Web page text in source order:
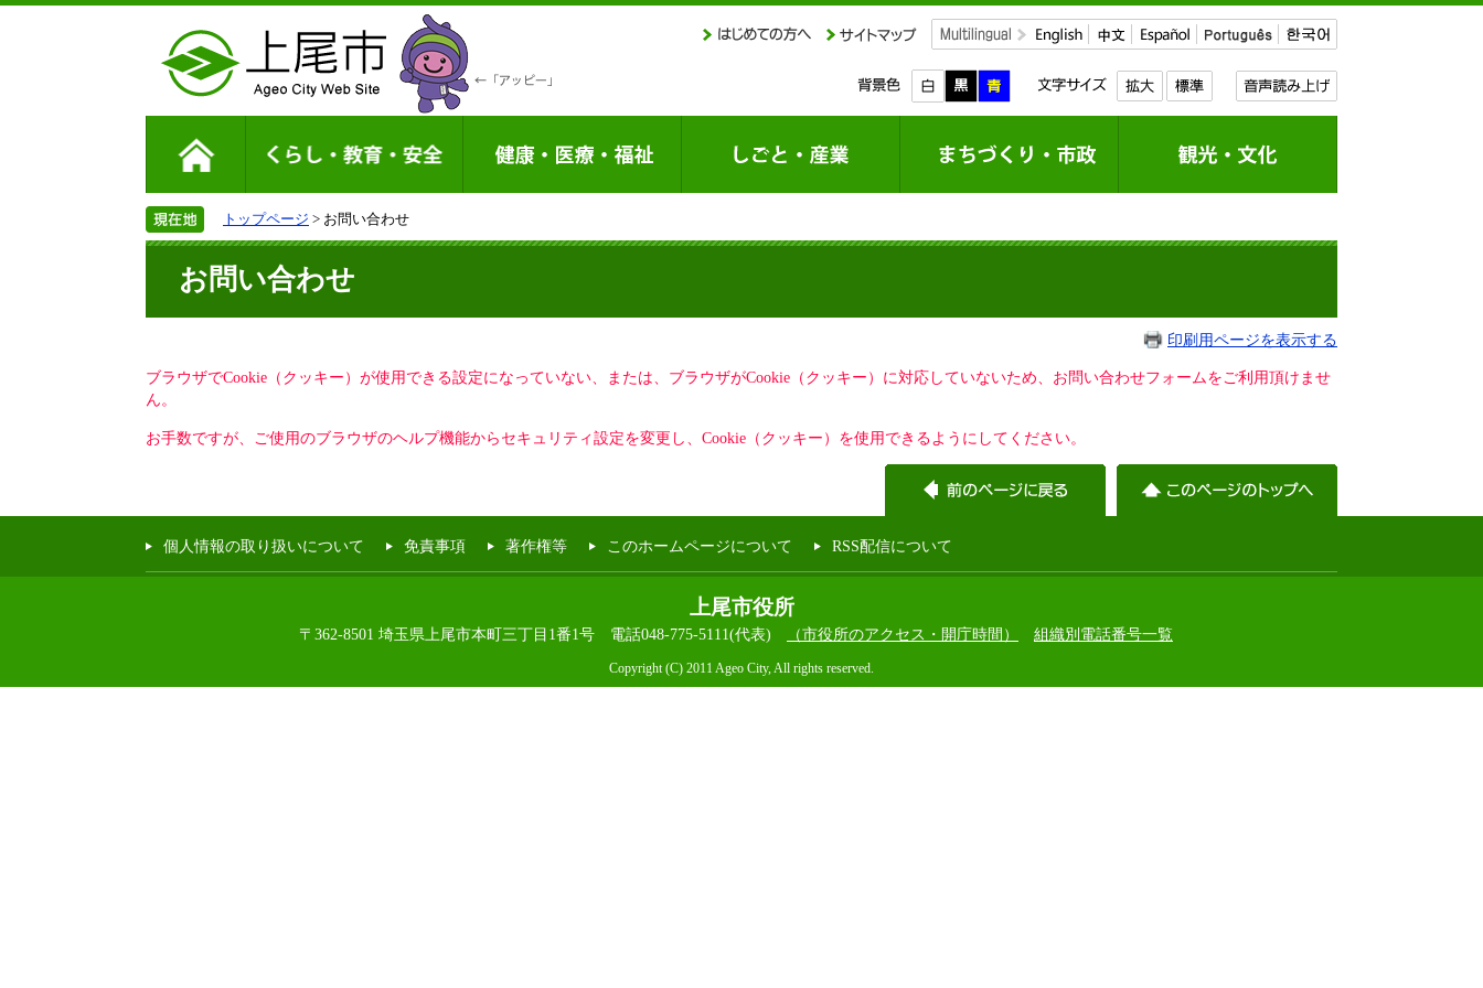
トップページ > お問い合わせ
お問い合わせ
印刷用ページを表示する
ブラウザでCookie（クッキー）が使用できる設定になっていない、または、ブラウザがCookie（クッキー）に対応していないため、お問い合わせフォームをご利用頂けませ
ん。
お手数ですが、ご使用のブラウザのヘルプ機能からセキュリティ設定を変更し、Cookie（クッキー）を使用できるようにしてください。
個人情報の取り扱いについて 免責事項 著作権等 このホームページについて RSS配信について
上尾市役所
〒362-8501 埼玉県上尾市本町三丁目1番1号 電話048-775-5111(代表) （市役所のアクセス・開庁時間） 組織別電話番号一覧
Copyright (C) 2011 Ageo City, All rights reserved.